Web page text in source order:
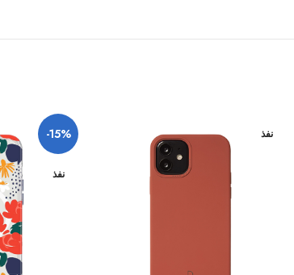
نفذ -15%
نفذ